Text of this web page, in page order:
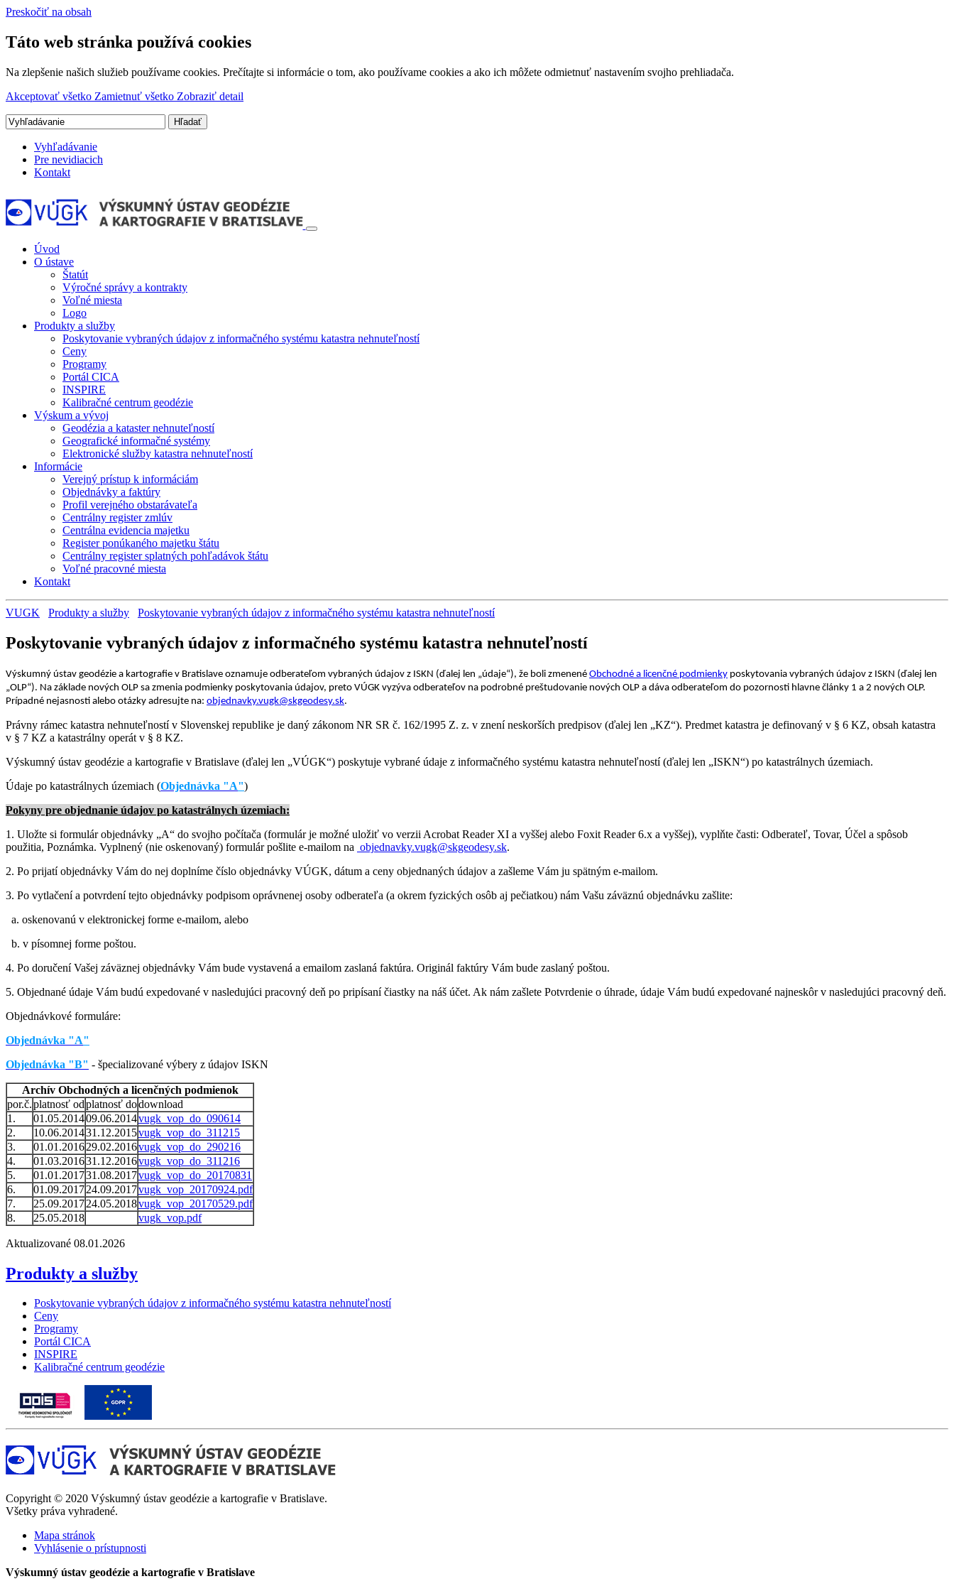
Preskočiť na obsah
Táto web stránka používá cookies
Na zlepšenie našich služieb používame cookies. Prečítajte si informácie o tom, ako používame cookies a ako ich môžete odmietnuť nastavením svojho prehliadača.
Akceptovať všetko Zamietnuť všetko Zobraziť detail
Vyhľadávanie
Pre nevidiacich
Kontakt
Úvod
O ústave
Štatút
Výročné správy a kontrakty
Voľné miesta
Logo
Produkty a služby
Poskytovanie vybraných údajov z informačného systému katastra nehnuteľností
Ceny
Programy
Portál CICA
INSPIRE
Kalibračné centrum geodézie
Výskum a vývoj
Geodézia a kataster nehnuteľností
Geografické informačné systémy
Elektronické služby katastra nehnuteľností
Informácie
Verejný prístup k informáciám
Objednávky a faktúry
Profil verejného obstarávateľa
Centrálny register zmlúv
Centrálna evidencia majetku
Register ponúkaného majetku štátu
Centrálny register splatných pohľadávok štátu
Voľné pracovné miesta
Kontakt
VUGK Produkty a služby Poskytovanie vybraných údajov z informačného systému katastra nehnuteľností
Poskytovanie vybraných údajov z informačného systému katastra nehnuteľností
Výskumný ústav geodézie a kartografie v Bratislave oznamuje odberateľom vybraných údajov z ISKN (ďalej len „údaje“), že boli zmenené Obchodné a licenčné podmienky poskytovania vybraných údajov z ISKN (ďalej len
„OLP“). Na základe nových OLP sa zmenia podmienky poskytovania údajov, preto VÚGK vyzýva odberateľov na podrobné preštudovanie nových OLP a dáva odberateľom do pozornosti hlavne články 1 a 2 nových OLP.
Prípadné nejasnosti alebo otázky adresujte na: objednavky.vugk@skgeodesy.sk.
Právny rámec katastra nehnuteľností v Slovenskej republike je daný zákonom NR SR č. 162/1995 Z. z. v znení neskorších predpisov (ďalej len „KZ“). Predmet katastra je definovaný v § 6 KZ, obsah katastra
v § 7 KZ a katastrálny operát v § 8 KZ.
Výskumný ústav geodézie a kartografie v Bratislave (ďalej len „VÚGK“) poskytuje vybrané údaje z informačného systému katastra nehnuteľností (ďalej len „ISKN“) po katastrálnych územiach.
Údaje po katastrálnych územiach (Objednávka "A")
Pokyny pre objednanie údajov po katastrálnych územiach:
1. Uložte si formulár objednávky „A“ do svojho počítača (formulár je možné uložiť vo verzii Acrobat Reader XI a vyššej alebo Foxit Reader 6.x a vyššej), vyplňte časti: Odberateľ, Tovar, Účel a spôsob
použitia, Poznámka. Vyplnený (nie oskenovaný) formulár pošlite e-mailom na objednavky.vugk@skgeodesy.sk.
2. Po prijatí objednávky Vám do nej doplníme číslo objednávky VÚGK, dátum a ceny objednaných údajov a zašleme Vám ju spätným e-mailom.
3. Po vytlačení a potvrdení tejto objednávky podpisom oprávnenej osoby odberateľa (a okrem fyzických osôb aj pečiatkou) nám Vašu záväznú objednávku zašlite:
a. oskenovanú v elektronickej forme e-mailom, alebo
b. v písomnej forme poštou.
4. Po doručení Vašej záväznej objednávky Vám bude vystavená a emailom zaslaná faktúra. Originál faktúry Vám bude zaslaný poštou.
5. Objednané údaje Vám budú expedované v nasledujúci pracovný deň po pripísaní čiastky na náš účet. Ak nám zašlete Potvrdenie o úhrade, údaje Vám budú expedované najneskôr v nasledujúci pracovný deň.
Objednávkové formuláre:
Objednávka "A"
Objednávka "B" - špecializované výbery z údajov ISKN
Archív Obchodných a licenčných podmienok
por.č.platnosť odplatnosť dodownload
1.
01.05.201409.06.2014vugk_vop_do_090614
2.
10.06.201431.12.2015vugk_vop_do_311215
3.
01.01.201629.02.2016vugk_vop_do_290216
4.
01.03.201631.12.2016vugk_vop_do_311216
5.
01.01.201731.08.2017vugk_vop_do_20170831
6.
01.09.201724.09.2017vugk_vop_20170924.pdf
7.
25.09.201724.05.2018vugk_vop_20170529.pdf
8.
25.05.2018 vugk_vop.pdf
Aktualizované 08.01.2026
Produkty a služby
Poskytovanie vybraných údajov z informačného systému katastra nehnuteľností
Ceny
Programy
Portál CICA
INSPIRE
Kalibračné centrum geodézie
Copyright © 2020 Výskumný ústav geodézie a kartografie v Bratislave.
Všetky práva vyhradené.
Mapa stránok
Vyhlásenie o prístupnosti
Výskumný ústav geodézie a kartografie v Bratislave